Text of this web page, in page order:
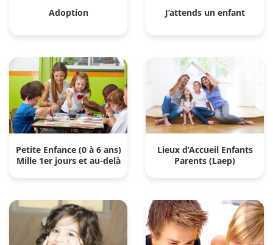
Adoption J’attends un enfant
Petite Enfance (0 à 6 ans)
Mille 1er jours et au-delà
Lieux d’Accueil Enfants
Parents (Laep)